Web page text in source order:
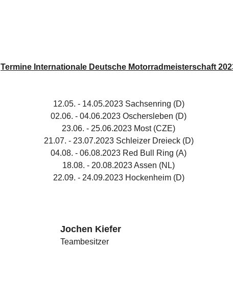
Termine Internationale Deutsche Motorradmeisterschaft
12.05. - 14.05.2023 Sachsenring (D)
02.06. - 04.06.2023 Oschersleben (D)
23.06. - 25.06.2023 Most (CZE)
21.07. - 23.07.2023 Schleizer Dreieck (D)
04.08. - 06.08.2023 Red Bull Ring (A)
18.08. - 20.08.2023 Assen (NL)
22.09. - 24.09.2023 Hockenheim (D)
Jochen Kiefer
Teambesitzer